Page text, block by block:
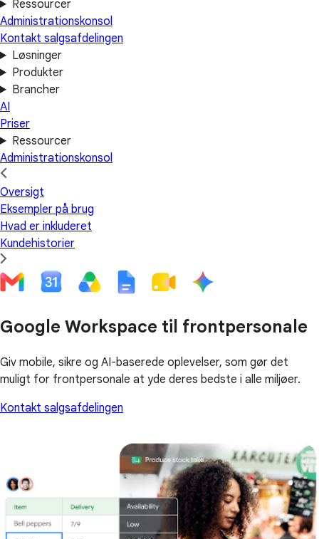
Ressourcer
Administrationskonsol
Kontakt salgsafdelingen
Løsninger
Produkter
Brancher
AI
Priser
Ressourcer
Administrationskonsol
Oversigt
Eksempler på brug
Hvad er inkluderet
Kundehistorier
Google Workspace til frontpersonale
Giv mobile, sikre og AI-baserede oplevelser, som gør det
muligt for frontpersonale at yde deres bedste i alle miljøer.
Kontakt salgsafdelingen